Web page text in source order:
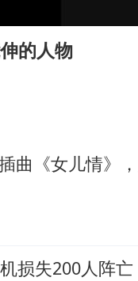
吒汽车南宁工厂设
国霖回应去景区上班
后女柜员逆袭成
的人物
曲《女儿情》
损失200人阵